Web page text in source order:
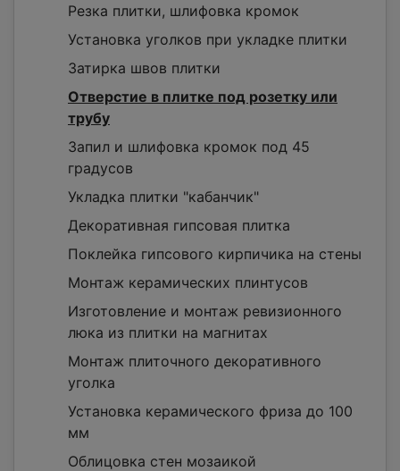
Резка плитки, шлифовка кромок
Установка уголков при укладке плитки
Затирка швов плитки
Отверстие в плитке под розетку или
трубу
Запил и шлифовка кромок под 45
градусов
Укладка плитки "кабанчик"
Декоративная гипсовая плитка
Поклейка гипсового кирпичика на стены
Монтаж керамических плинтусов
Изготовление и монтаж ревизионного
люка из плитки на магнитах
Монтаж плиточного декоративного
уголка
Установка керамического фриза до 100
мм
Облицовка стен мозаикой